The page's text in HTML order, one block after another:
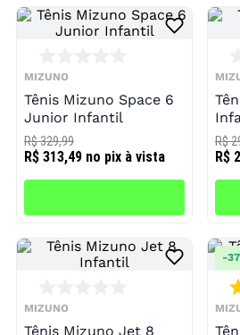
MIZUNO
Tênis Mizuno Space 6
Junior Infantil
R$ 313,49 no pix à vista
R$ 329,99
R$
R$
MIZUNO
Tênis Mizuno Jet 8
-